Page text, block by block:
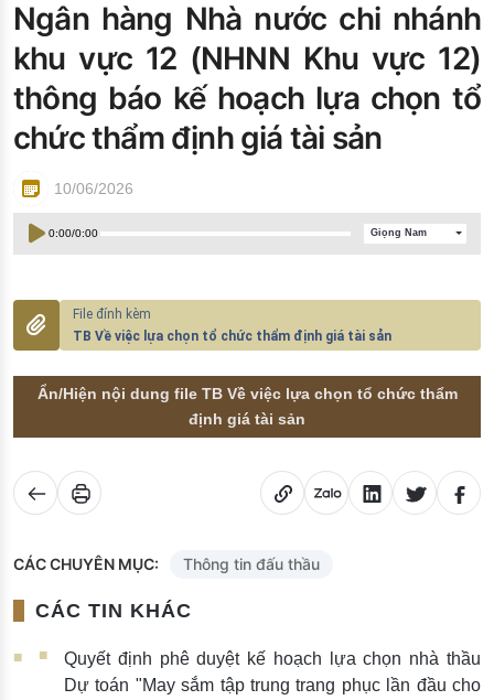
Đào tạo ISO
Ngân hàng Nhà nước chi nhánh
khu vực 12 (NHNN Khu vực 12)
thông báo kế hoạch lựa chọn tổ
chức thẩm định giá tài sản
10/06/2026
0:00/0:00 Giọng Nam
TB Về việc lựa chọn tổ chức thẩm định giá tài sản
Ẩn/Hiện nội dung file TB Về việc lựa chọn tổ chức thẩm
định giá tài sản
CÁC CHUYÊN MỤC: Thông tin đấu thầu
CÁC TIN KHÁC
Quyết định phê duyệt kế hoạch lựa chọn nhà thầu
Dự toán "May sắm tập trung trang phục lần đầu cho